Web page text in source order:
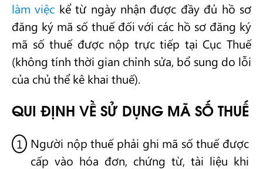
làm việc kể từ ngày nhận được đầy đủ hồ sơ
đăng ký mã số thuế đối với các hồ sơ đăng ký
mã số thuế được nộp trực tiếp tại Cục Thuế
(không tính thời gian chỉnh sửa, bổ sung do lỗi
của chủ thể kê khai thuế).
QUI ĐỊNH VỀ SỬ DỤNG MÃ SỐ THUẾ
Người nộp thuế phải ghi mã số thuế được
cấp vào hóa đơn, chứng từ, tài liệu khi